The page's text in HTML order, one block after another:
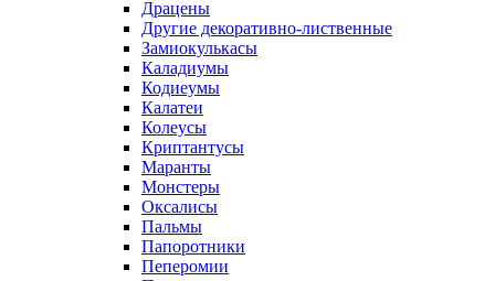
Драцены
Другие декоративно-лиственные
Замиокулькасы
Каладиумы
Кодиеумы
Калатеи
Колеусы
Криптантусы
Маранты
Монстеры
Оксалисы
Пальмы
Папоротники
Пеперомии